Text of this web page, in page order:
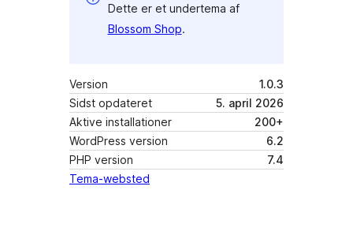
Dette er et undertema af
Blossom Shop.
Version
1.0.3
Sidst opdateret
5. april 2026
Aktive installationer
200+
WordPress version
6.2
PHP version
7.4
Tema-websted